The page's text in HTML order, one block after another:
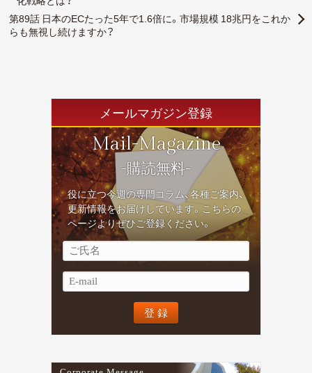
第89話 日本のECたった5年で1.6倍に。市場規模 18兆円をこれか
らも無視し続けますか？
メールマガジン登録
Mail-Magazine
-購読無料-
役に立つ今週の専門コラム、各種ご案内、
更新情報をお届けしています。こちらの
ページよりぜひご登録ください。